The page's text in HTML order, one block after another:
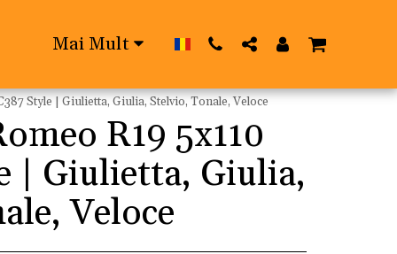
Mai Mult
Style | Giulietta, Giulia, Stelvio, Tonale, Veloce
R19 5x110
| Giulietta, Giulia,
Veloce